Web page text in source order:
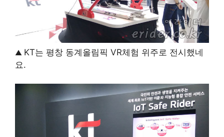
▲ KT는 평창 동계올림픽 VR체험 위주로 전시했네
요.